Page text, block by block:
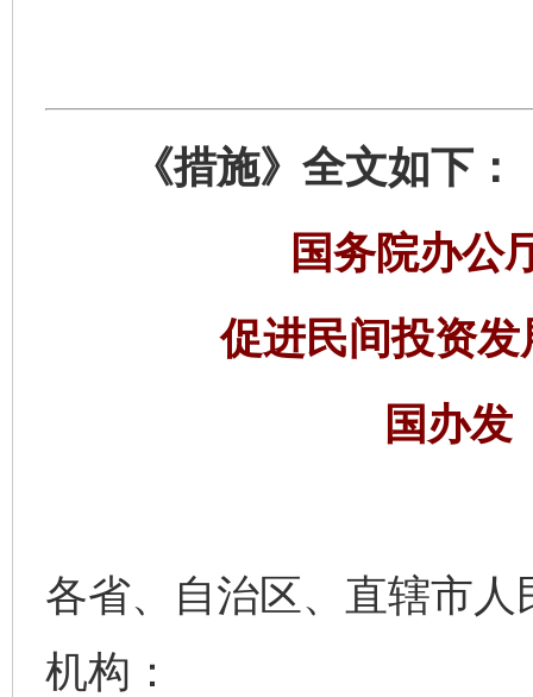
《措施》全文如下：
国务院办公
促进民间投资
国办发
各省、自治区、直辖市
机构：